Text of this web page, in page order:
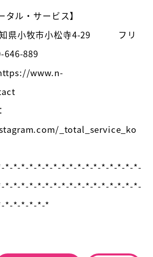
ル・サービス】
県小牧市小松寺4-29 フリ
646-889
www.n-
_total_service_ko
*-*-*-*-*-*-*-*-*-*-*-*-*-*-*-*-*-
*-*-*-*-*-*-*-*-*-*-*-*-*-*-*-*-*-
*-*-*-*-*-*